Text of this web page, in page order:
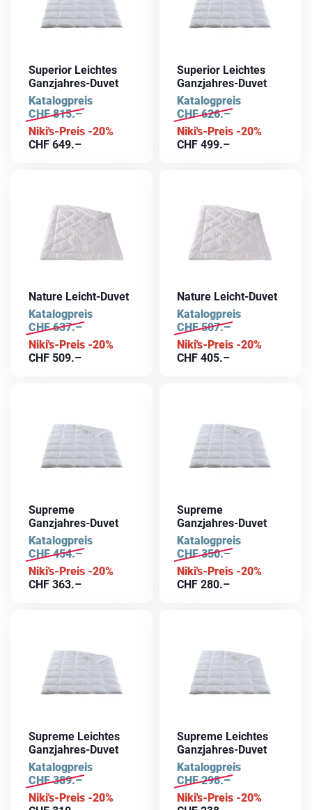
Superior Leichtes
Ganzjahres-Duvet
Katalogpreis
CHF815.–
Niki's-Preis -20%
CHF 649.–
Superior Leichtes
Ganzjahres-Duvet
Katalogpreis
CHF626.–
Niki's-Preis -20%
CHF 499.–
Nature Leicht-Duvet
Katalogpreis
CHF637.–
Niki's-Preis -20%
CHF 509.–
Nature Leicht-Duvet
Katalogpreis
CHF507.–
Niki's-Preis -20%
CHF 405.–
Supreme
Ganzjahres-Duvet
Katalogpreis
CHF454.–
Niki's-Preis -20%
CHF 363.–
Supreme
Ganzjahres-Duvet
Katalogpreis
CHF350.–
Niki's-Preis -20%
CHF 280.–
Supreme Leichtes
Ganzjahres-Duvet
Katalogpreis
CHF389.–
Niki's-Preis -20%
Supreme Leichtes
Ganzjahres-Duvet
Katalogpreis
CHF298.–
Niki's-Preis -20%